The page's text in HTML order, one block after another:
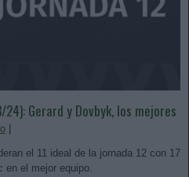
Gerard y Dovbyk, los mejores
el 11 ideal de la jornada 12 con 17
en el mejor equipo.